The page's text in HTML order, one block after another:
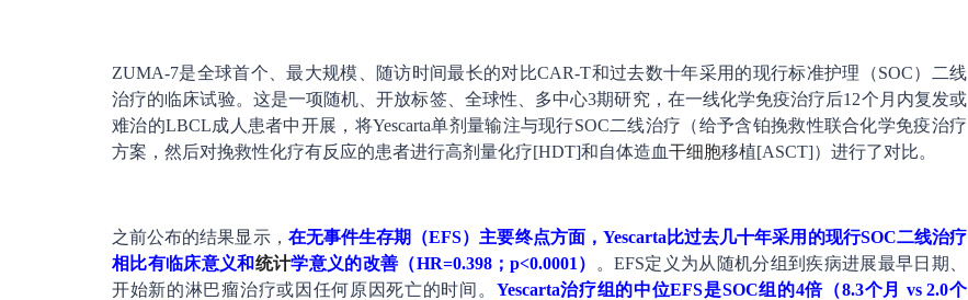
ZUMA-7是全球首个、最大规模、随访时间最长的对比CAR-T和过去数十年采用的现行标准护理（SOC）二线
治疗的临床试验。这是一项随机、开放标签、全球性、多中心3期研究，在一线化学免疫治疗后12个月内复发或
难治的LBCL成人患者中开展，将Yescarta单剂量输注与现行SOC二线治疗（给予含铂挽救性联合化学免疫治疗
方案，然后对挽救性化疗有反应的患者进行高剂量化疗[HDT]和自体造血干细胞移植[ASCT]）进行了对比。
之前公布的结果显示， 在无事件生存期（EFS）主要终点方面，Yescarta比过去几十年采用的现行SOC二线治疗
相比有临床意义和统计学意义的改善（HR=0.398；p<0.0001）
。EFS定义为从随机分组到疾病进展最早日期、
开始新的淋巴瘤治疗或因任何原因死亡的时间。 Yescarta治疗组的中位EFS是SOC组的4倍（8.3个月 vs 2.0个